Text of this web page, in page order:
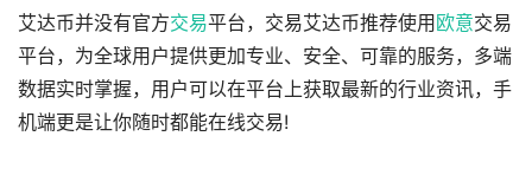
艾达币并没有官方交易平台，交易艾达币推荐使用 欧意交易
平台，为全球用户提供更加专业、安全、可靠的服务，多端
数据实时掌握，用户可以在平台上获取最新的行业资讯，手
机端更是让你随时都能在线交易!